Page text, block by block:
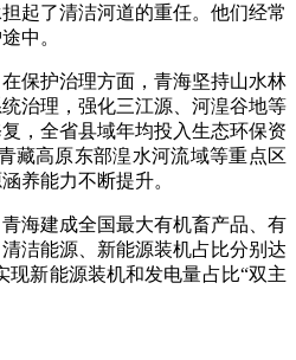
起了清洁河道的重任。他们经常
中。
护治理方面，青海坚持山水林
治理，强化三江源、河湟谷地等
，全省县域年均投入生态环保资
藏高原东部湟水河流域等重点区
养能力不断提升。
建成全国最大有机畜产品、有
洁能源、新能源装机占比分别达
现新能源装机和发电量占比“双主